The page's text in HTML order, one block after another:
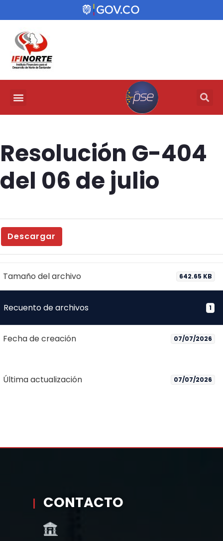
Resolución G-404
del 06 de julio
Descargar
Tamaño del archivo 642.65 KB
Recuento de archivos 1
Fecha de creación 07/07/2026
Última actualización 07/07/2026
CONTACTO